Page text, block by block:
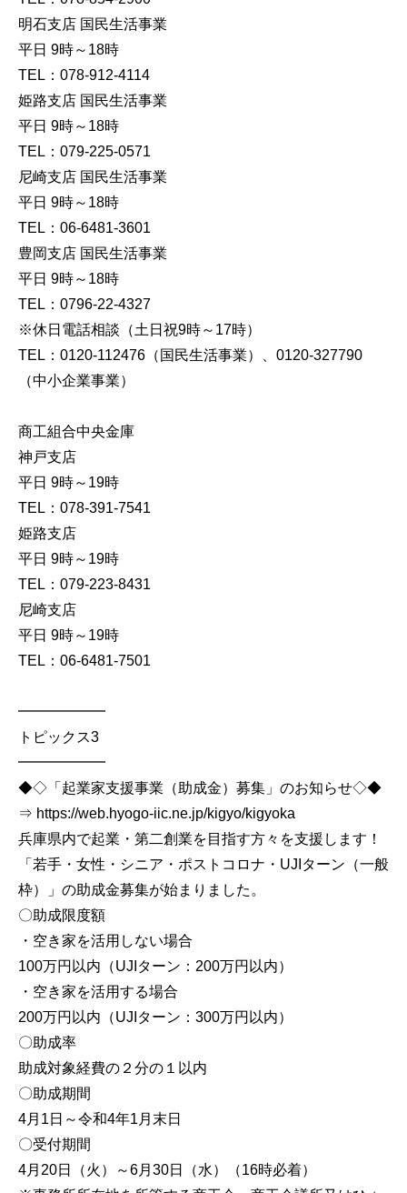
明石支店 国民生活事業
平日 9時～18時
TEL：078-912-4114
姫路支店 国民生活事業
平日 9時～18時
TEL：079-225-0571
尼崎支店 国民生活事業
平日 9時～18時
TEL：06-6481-3601
豊岡支店 国民生活事業
平日 9時～18時
TEL：0796-22-4327
※休日電話相談（土日祝9時～17時）
TEL：0120-112476（国民生活事業）、0120-327790
（中小企業事業）
商工組合中央金庫
神戸支店
平日 9時～19時
TEL：078-391-7541
姫路支店
平日 9時～19時
TEL：079-223-8431
尼崎支店
平日 9時～19時
TEL：06-6481-7501
━━━━━━
トピックス3
━━━━━━
◆◇「起業家支援事業（助成金）募集」のお知らせ◇◆
⇒ https://web.hyogo-iic.ne.jp/kigyo/kigyoka
兵庫県内で起業・第二創業を目指す方々を支援します！
「若手・女性・シニア・ポストコロナ・UJIターン（一般
枠）」の助成金募集が始まりました。
〇助成限度額
・空き家を活用しない場合
100万円以内（UJIターン：200万円以内）
・空き家を活用する場合
200万円以内（UJIターン：300万円以内）
〇助成率
助成対象経費の２分の１以内
〇助成期間
4月1日～令和4年1月末日
〇受付期間
4月20日（火）～6月30日（水）（16時必着）